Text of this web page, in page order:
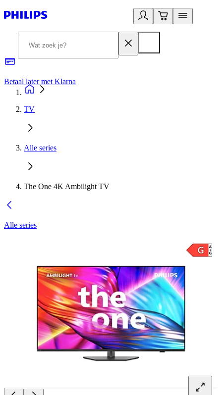
Betaal later met Klarna
TV
Alle series
The One 4K Ambilight TV
Alle series